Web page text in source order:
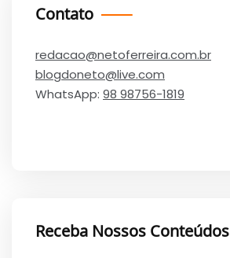
Contato
redacao@netoferreira.com.br
blogdoneto@live.com
WhatsApp: 98 98756-1819
Receba Nossos Conteúdos